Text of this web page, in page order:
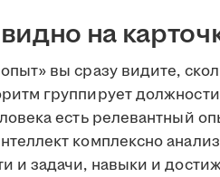
на
вы сразу видите,
группирует
есть релевантный
комплексно
и задачи, навыки и